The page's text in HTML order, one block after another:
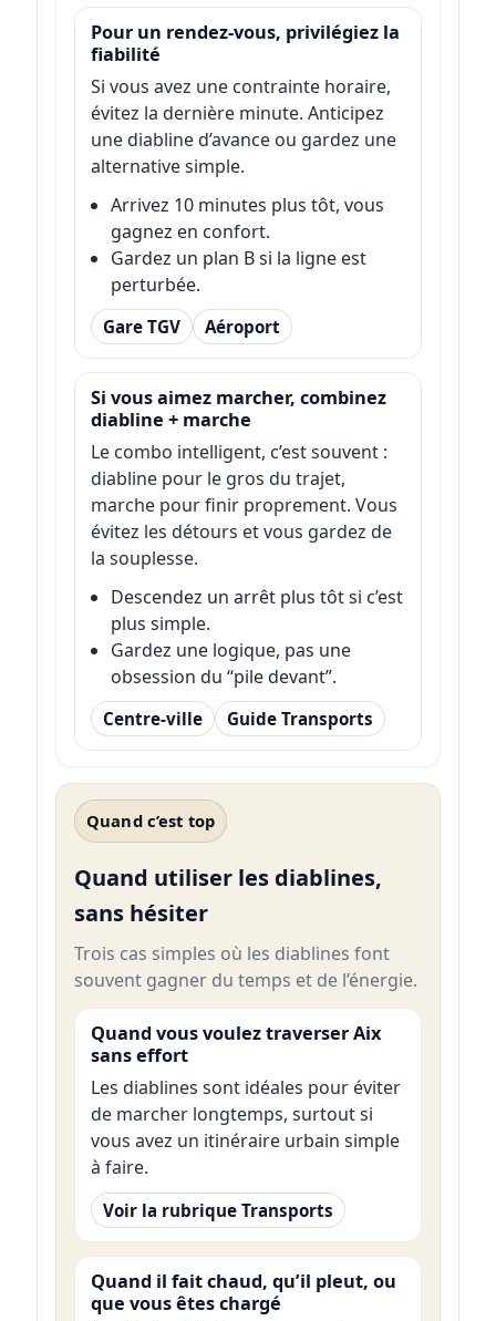
Pour un rendez-vous, privilégiez la
fiabilité
Si vous avez une contrainte horaire,
évitez la dernière minute. Anticipez
une diabline d’avance ou gardez une
alternative simple.
Arrivez 10 minutes plus tôt, vous
gagnez en confort.
Gardez un plan B si la ligne est
perturbée.
Gare TGV Aéroport
Si vous aimez marcher, combinez
diabline + marche
Le combo intelligent, c’est souvent :
diabline pour le gros du trajet,
marche pour finir proprement. Vous
évitez les détours et vous gardez de
la souplesse.
Descendez un arrêt plus tôt si c’est
plus simple.
Gardez une logique, pas une
obsession du “pile devant”.
Centre-ville Guide Transports
Quand c’est top
Quand utiliser les diablines,
sans hésiter
Trois cas simples où les diablines font
souvent gagner du temps et de l’énergie.
Quand vous voulez traverser Aix
sans effort
Les diablines sont idéales pour éviter
de marcher longtemps, surtout si
vous avez un itinéraire urbain simple
à faire.
Voir la rubrique Transports
Quand il fait chaud, qu’il pleut, ou
que vous êtes chargé